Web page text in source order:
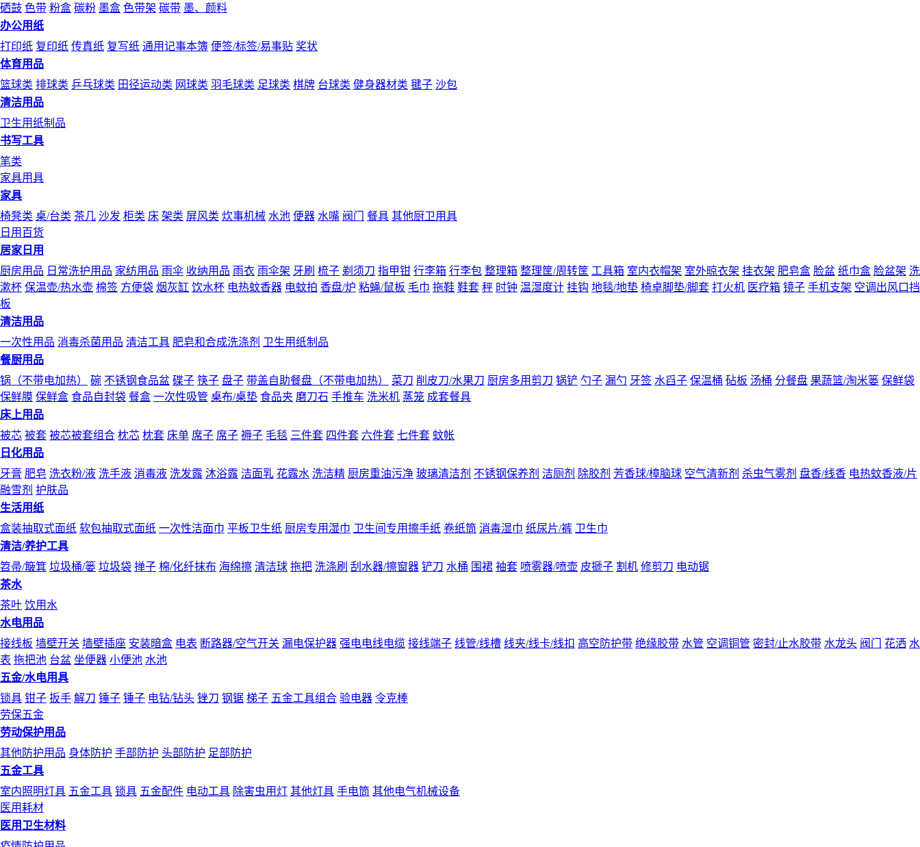
硒鼓 色带 粉盒 碳粉 墨盒 色带架 碳带 墨、颜料
办公用纸
打印纸 复印纸 传真纸 复写纸 通用记事本簿 便签/标签/易事贴 奖状
体育用品
篮球类 排球类 乒乓球类 田径运动类 网球类 羽毛球类 足球类 棋牌 台球类 健身器材类 毽子 沙包
清洁用品
卫生用纸制品
书写工具
笔类
家具用具
家具
椅凳类 桌/台类 茶几 沙发 柜类 床 架类 屏风类 炊事机械 水池 便器 水嘴 阀门 餐具 其他厨卫用具
日用百货
居家日用
厨房用品 日常洗护用品 家纺用品 雨伞 收纳用品 雨衣 雨伞架 牙刷 梳子 剃须刀 指甲钳 行李箱 行李包 整理箱 整理筐/周转筐 工具箱 室内衣帽架 室外晾衣架 挂衣架 肥皂盒 脸盆 纸巾盒 脸盆架 洗
漱杯 保温壶/热水壶 棉签 方便袋 烟灰缸 饮水杯 电热蚊香器 电蚊拍 香盘/炉 粘蝇/鼠板 毛巾 拖鞋 鞋套 秤 时钟 温湿度计 挂钩 地毯/地垫 椅卓脚垫/脚套 打火机 医疗箱 镜子 手机支架 空调出风口挡
板
清洁用品
一次性用品 消毒杀菌用品 清洁工具 肥皂和合成洗涤剂 卫生用纸制品
餐厨用品
锅（不带电加热）
碗 不锈钢食品盆 碟子 筷子 盘子 带盖自助餐盘（不带电加热） 菜刀 削皮刀/水果刀 厨房多用剪刀 锅铲 勺子 漏勺 牙签 水舀子 保温桶 砧板 汤桶 分餐盘 果蔬篮/淘米篓 保鲜袋
保鲜膜 保鲜盒 食品自封袋 餐盒 一次性吸管 桌布/桌垫 食品夹 磨刀石 手推车 洗米机 蒸笼 成套餐具
床上用品
被芯 被套 被芯被套组合 枕芯 枕套 床单 席子 席子 褥子 毛毯 三件套 四件套 六件套 七件套 蚊帐
日化用品
牙膏 肥皂 洗衣粉/液 洗手液 消毒液 洗发露 沐浴露 洁面乳 花露水 洗洁精 厨房重油污净 玻璃清洁剂 不锈钢保养剂 洁厕剂 除胶剂 芳香球/樟脑球 空气清新剂 杀虫气雾剂 盘香/线香 电热蚊香液/片
融雪剂 护肤品
生活用纸
盒装抽取式面纸 软包抽取式面纸 一次性洁面巾 平板卫生纸 厨房专用湿巾 卫生间专用擦手纸 卷纸筒 消毒湿巾 纸尿片/裤 卫生巾
清洁/养护工具
笤帚/簸箕 垃圾桶/篓 垃圾袋 掸子 棉/化纤抹布 海绵擦 清洁球 拖把 洗涤刷 刮水器/擦窗器 铲刀 水桶 围裙 袖套 喷雾器/喷壶 皮搋子 割机 修剪刀 电动锯
茶水
茶叶 饮用水
水电用品
接线板 墙壁开关 墙壁插座 安装暗盒 电表 断路器/空气开关 漏电保护器 强电电线电缆 接线端子 线管/线槽 线夹/线卡/线扣 高空防护带 绝缘胶带 水管 空调铜管 密封/止水胶带 水龙头 阀门 花洒 水
表 拖把池 台盆 坐便器 小便池 水池
五金/水电用具
锁具 钳子 扳手 解刀 锤子 锤子 电钻/钻头 锉刀 钢锯 梯子 五金工具组合 验电器 令克棒
劳保五金
劳动保护用品
其他防护用品 身体防护 手部防护 头部防护 足部防护
五金工具
室内照明灯具 五金工具 锁具 五金配件 电动工具 除害虫用灯 其他灯具 手电筒 其他电气机械设备
医用耗材
医用卫生材料